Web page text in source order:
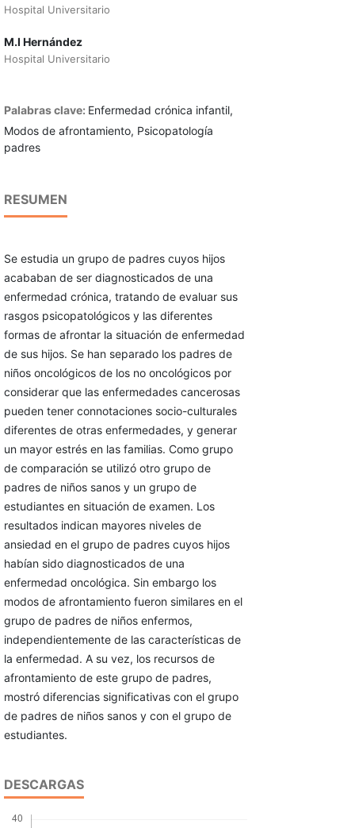
Hospital Universitario
M.I Hernández
Hospital Universitario
Palabras clave: Enfermedad crónica infantil,
Modos de afrontamiento, Psicopatología
padres
RESUMEN
Se estudia un grupo de padres cuyos hijos
acababan de ser diagnosticados de una
enfermedad crónica, tratando de evaluar sus
rasgos psicopatológicos y las diferentes
formas de afrontar la situación de enfermedad
de sus hijos. Se han separado los padres de
niños oncológicos de los no oncológicos por
considerar que las enfermedades cancerosas
pueden tener connotaciones socio-culturales
diferentes de otras enfermedades, y generar
un mayor estrés en las familias. Como grupo
de comparación se utilizó otro grupo de
padres de niños sanos y un grupo de
estudiantes en situación de examen. Los
resultados indican mayores niveles de
ansiedad en el grupo de padres cuyos hijos
habían sido diagnosticados de una
enfermedad oncológica. Sin embargo los
modos de afrontamiento fueron similares en el
grupo de padres de niños enfermos,
independientemente de las características de
la enfermedad. A su vez, los recursos de
afrontamiento de este grupo de padres,
mostró diferencias significativas con el grupo
de padres de niños sanos y con el grupo de
estudiantes.
DESCARGAS